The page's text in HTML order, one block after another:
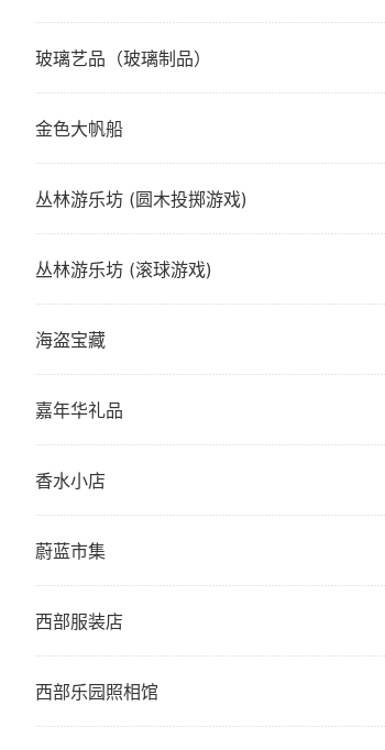
玻璃艺品（玻璃制品）
金色大帆船
丛林游乐坊 (圆木投掷游戏)
丛林游乐坊 (滚球游戏)
海盗宝藏
嘉年华礼品
香水小店
蔚蓝市集
西部服装店
西部乐园照相馆